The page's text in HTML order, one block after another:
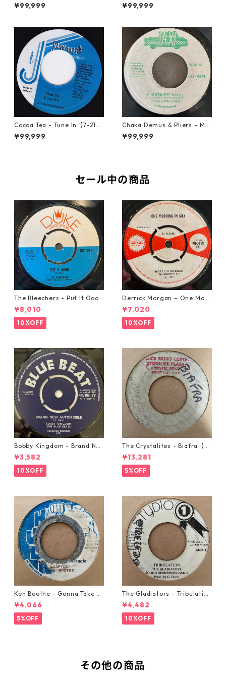
e Fashion【12-50044】
¥99,999 ed【LP-70046】
¥99,999
Cocoa Tea - Tune In【7-2187
2】
¥99,999
Chaka Demus & Pliers – Mu
rder She Wrote【7-21777】
¥99,999
セール中の商品
The Bleechers - Put It Good
【7-21637】
¥8,010
10%OFF
Derrick Morgan – One Morn
ing In May【7-21653】
¥7,020
10%OFF
Bobby Kingdom - Brand Ne
w Automobile【7-20889】
¥3,582
10%OFF
The Crystalites - Biafra【7-
21293】
¥13,281
5%OFF
Ken Boothe - Gonna Take A
Miracle【7-21362】
¥4,066
5%OFF
The Gladiators - Tribulation
【7-21365】
¥4,482
10%OFF
その他の商品